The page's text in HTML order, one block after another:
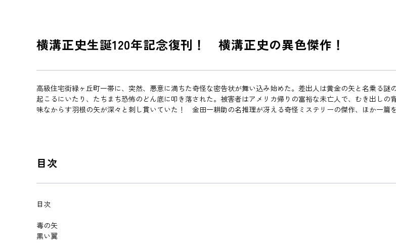
横溝正史生誕120年記念復刊！ 横溝正史の異色傑作！
高級住宅街緑ヶ丘町一帯に、突然、悪意に満ちた奇怪な密告状が舞い込み始めた。差出人は黄金の矢と名乗る
起こるにいたり、たちまち恐怖のどん底に叩き落された。被害者はアメリカ帰りの富裕な未亡人で、むき出し
味なからす羽根の矢が深々と刺し貫いていた！ 金田一耕助の名推理が冴える奇怪ミステリーの傑作、ほか一篇を
目次
目次
毒の矢
黒い翼